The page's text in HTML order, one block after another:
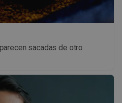
sacadas de otro